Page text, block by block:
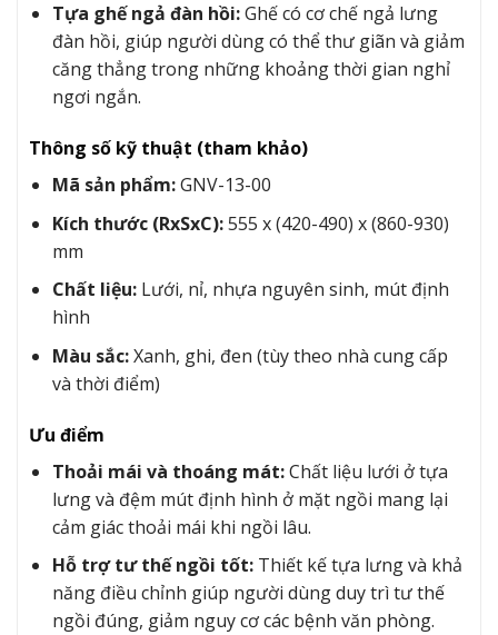
Tựa ghế ngả đàn hồi:Ghế có cơ chế ngả lưng
đàn hồi, giúp người dùng có thể thư giãn và giảm
căng thẳng trong những khoảng thời gian nghỉ
ngơi ngắn.
Thông số kỹ thuật (tham khảo)
Mã sản phẩm:GNV-13-00
Kích thước (RxSxC):555 x (420-490) x (860-930)
mm
Chất liệu:Lưới, nỉ, nhựa nguyên sinh, mút định
hình
Màu sắc:Xanh, ghi, đen (tùy theo nhà cung cấp
và thời điểm)
Ưu điểm
Thoải mái và thoáng mát:Chất liệu lưới ở tựa
lưng và đệm mút định hình ở mặt ngồi mang lại
cảm giác thoải mái khi ngồi lâu.
Hỗ trợ tư thế ngồi tốt:Thiết kế tựa lưng và khả
năng điều chỉnh giúp người dùng duy trì tư thế
ngồi đúng, giảm nguy cơ các bệnh văn phòng.